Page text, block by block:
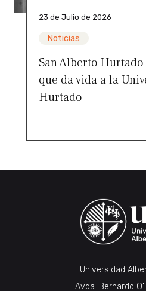
23 de Julio de 2026
Noticias
San Alberto Hurtado
que da vida a la
Hurtado
Universidad
Avda. Bernardo